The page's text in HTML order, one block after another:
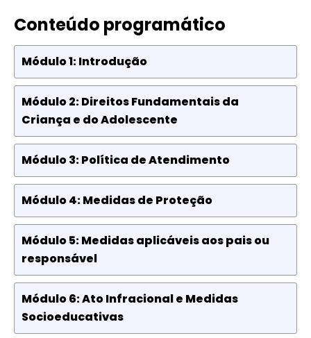
Conteúdo programático
Módulo 1: Introdução
Módulo 2: Direitos Fundamentais da
Criança e do Adolescente
Módulo 3: Política de Atendimento
Módulo 4: Medidas de Proteção
Módulo 5: Medidas aplicáveis aos pais ou
responsável
Módulo 6: Ato Infracional e Medidas
Socioeducativas